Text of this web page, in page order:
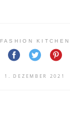
FASHION KITCHEN
1. DEZEMBER 2021